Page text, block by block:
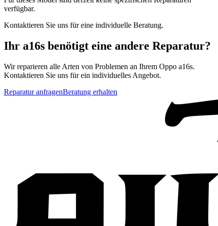
verfügbar.
Kontaktieren Sie uns für eine individuelle Beratung.
Ihr a16s benötigt eine andere Reparatur?
Wir reparieren alle Arten von Problemen an Ihrem Oppo a16s.
Kontaktieren Sie uns für ein individuelles Angebot.
Reparatur anfragenBeratung erhalten